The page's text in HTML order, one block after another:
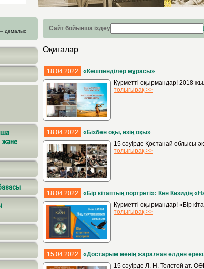
– демалыс
Сайт бойынша іздеу
және
Оқиғалар
18.04.2022
«Көшпенділер мұрасы»
Құрметті оқырмандар! 2018
толығырақ >>
18.04.2022
«Бізбен оқы, өзің оқы»
15 сәуірде Қостанай облысы
толығырақ >>
18.04.2022
«Бір кітаптың портреті»: Кен Кизидің
Құрметті оқырмандар! «Бір
толығырақ >>
15.04.2022
«Достарым менің жаралған елден
15 сәуірде Л. Н. Толстой ат.